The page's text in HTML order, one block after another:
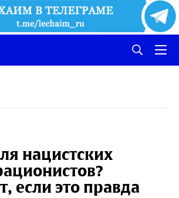
нацистских
если это правда